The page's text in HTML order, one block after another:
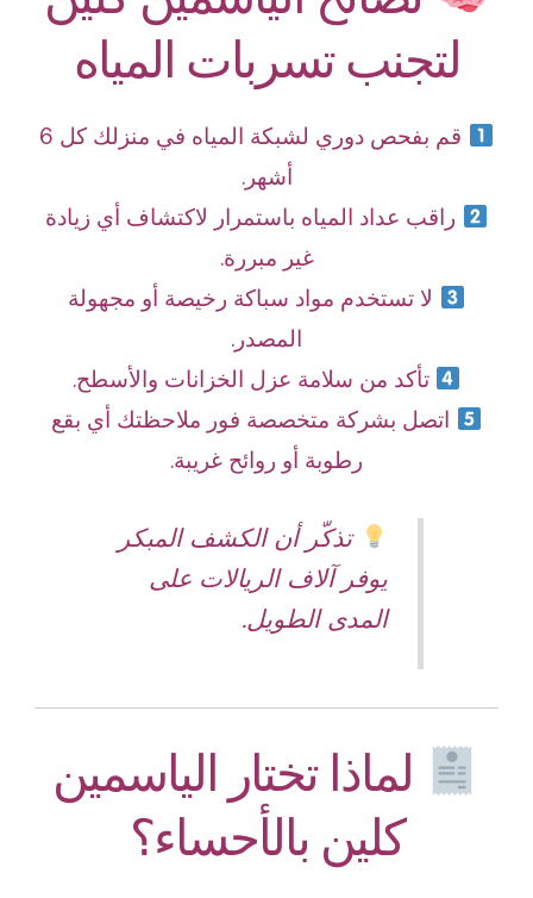
لتجنب تسربات المياه
قم بفحص دوري لشبكة المياه في منزلك كل 6
أشهر.
راقب عداد المياه باستمرار لاكتشاف أي زيادة
غير مبررة.
لا تستخدم مواد سباكة رخيصة أو مجهولة
المصدر.
تأكد من سلامة عزل الخزانات والأسطح.
اتصل بشركة متخصصة فور ملاحظتك أي بقع
رطوبة أو روائح غريبة.
تذكّر أن الكشف المبكر
يوفر آلاف الريالات على
المدى الطويل.
لماذا تختار الياسمين
كلين بالأحساء؟